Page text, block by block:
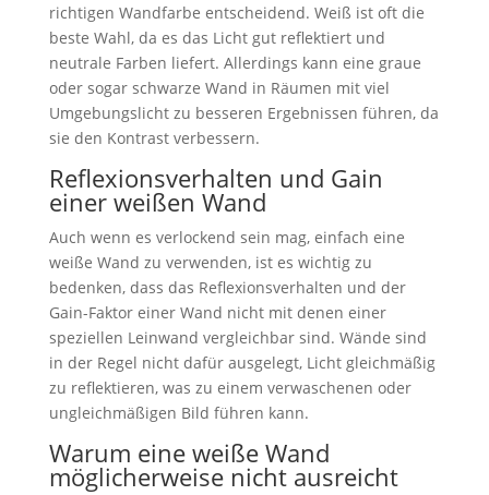
richtigen Wandfarbe entscheidend. Weiß ist oft die
beste Wahl, da es das Licht gut reflektiert und
neutrale Farben liefert. Allerdings kann eine graue
oder sogar schwarze Wand in Räumen mit viel
Umgebungslicht zu besseren Ergebnissen führen, da
sie den Kontrast verbessern.
Reflexionsverhalten und Gain
einer weißen Wand
Auch wenn es verlockend sein mag, einfach eine
weiße Wand zu verwenden, ist es wichtig zu
bedenken, dass das Reflexionsverhalten und der
Gain-Faktor einer Wand nicht mit denen einer
speziellen Leinwand vergleichbar sind. Wände sind
in der Regel nicht dafür ausgelegt, Licht gleichmäßig
zu reflektieren, was zu einem verwaschenen oder
ungleichmäßigen Bild führen kann.
Warum eine weiße Wand
möglicherweise nicht ausreicht